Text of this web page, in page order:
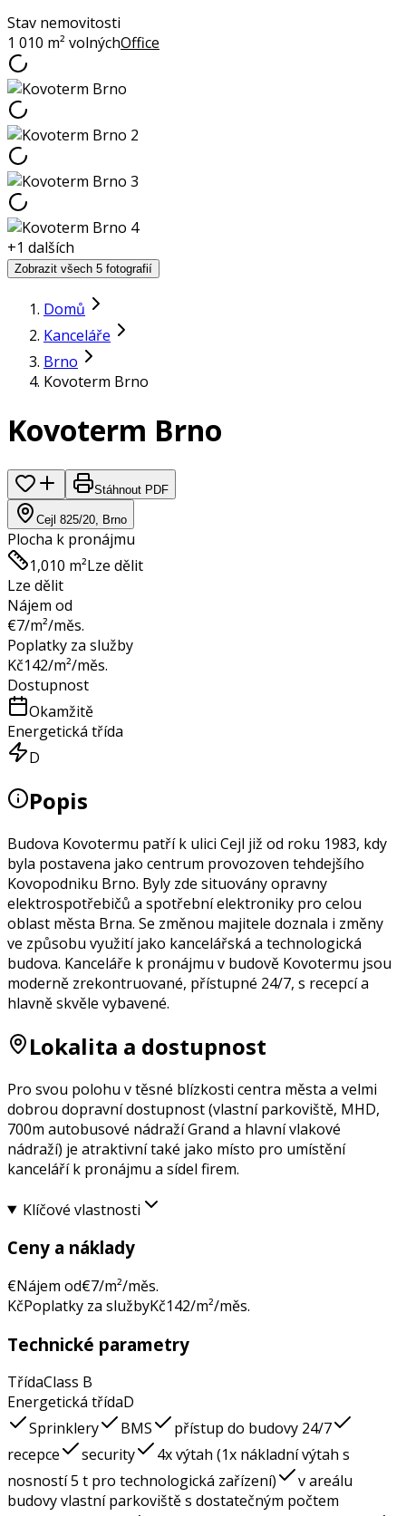
Stav nemovitosti
1 010 m² volnýchOffice
+1 dalších
Zobrazit všech 5 fotografií
Domů
Kanceláře
Brno
Kovoterm Brno
Kovoterm Brno
Stáhnout PDF
Cejl 825/20, Brno
Plocha k pronájmu
1,010 m²Lze dělit
Lze dělit
Nájem od
€7/m²/měs.
Poplatky za služby
Kč142/m²/měs.
Dostupnost
Okamžitě
Energetická třída
D
Popis
Budova Kovotermu patří k ulici Cejl již od roku 1983, kdy
byla postavena jako centrum provozoven tehdejšího
Kovopodniku Brno. Byly zde situovány opravny
elektrospotřebičů a spotřební elektroniky pro celou
oblast města Brna. Se změnou majitele doznala i změny
ve způsobu využití jako kancelářská a technologická
budova. Kanceláře k pronájmu v budově Kovotermu jsou
moderně zrekontruované, přístupné 24/7, s recepcí a
hlavně skvěle vybavené.
Lokalita a dostupnost
Pro svou polohu v těsné blízkosti centra města a velmi
dobrou dopravní dostupnost (vlastní parkoviště, MHD,
700m autobusové nádraží Grand a hlavní vlakové
nádraží) je atraktivní také jako místo pro umístění
kanceláří k pronájmu a sídel firem.
Klíčové vlastnosti
Ceny a náklady
€Nájem od€7/m²/měs.
KčPoplatky za službyKč142/m²/měs.
Technické parametry
TřídaClass B
Energetická třídaD
Sprinklery
BMS
přístup do budovy 24/7
recepce
security
4x výtah (1x nákladní výtah s
nosností 5 t pro technologická zařízení)
v areálu
budovy vlastní parkoviště s dostatečným počtem